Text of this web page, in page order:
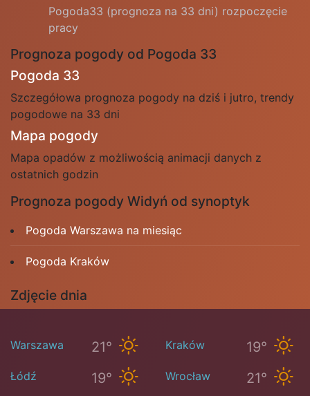
Pogoda33 (prognoza na 33 dni) rozpoczęcie
pracy
Prognoza pogody od Pogoda 33
Pogoda 33
Szczegółowa prognoza pogody na dziś i jutro, trendy
pogodowe na 33 dni
Mapa pogody
Mapa opadów z możliwością animacji danych z
ostatnich godzin
Prognoza pogody Widyń od synoptyk
Pogoda Warszawa na miesiąc
Pogoda Kraków
Zdjęcie dnia
Warszawa 21° Kraków 19°
Łódź 19° Wrocław 21°